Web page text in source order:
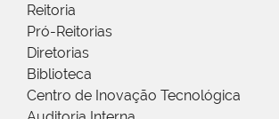
Reitoria
Pró-Reitorias
Diretorias
Biblioteca
Centro de Inovação Tecnológica